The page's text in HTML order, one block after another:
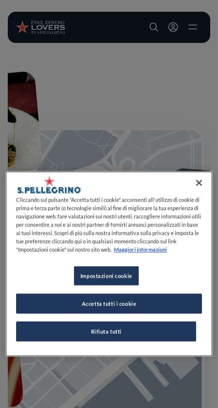
User account
Cliccando sul pulsante "Accetta tutti i cookie" acconsenti all'utilizzo di cookie di
prima e terza parte (o tecnologie simili) al fine di migliorare la tua esperienza di
navigazione web, fare valutazioni sui nostri utenti, raccogliere informazioni utili
per consentire a noi e ai nostri partner di fornirti annunci personalizzati in base
ai tuoi interessi. Scopri di più sulla nostra informativa sulla privacy e imposta le
tue preferenze cliccando qui o in qualsiasi momento cliccando sul link
"Impostazioni cookie" sul nostro sito web. Maggiori informazioni
Impostazioni cookie
Rifiuta tutti
Accetta tutti i cookie